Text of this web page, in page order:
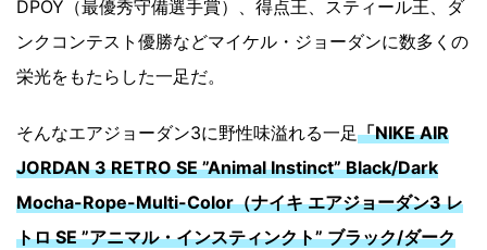
DPOY（最優秀守備選手賞）、得点王、スティール王、ダ
ンクコンテスト優勝などマイケル・ジョーダンに数多くの
栄光をもたらした一足だ。
そんなエアジョーダン3に野性味溢れる一足「NIKE AIR
JORDAN 3 RETRO SE ”Animal Instinct” Black/Dark
Mocha-Rope-Multi-Color（ナイキ エアジョーダン3 レ
トロ SE ”アニマル・インスティンクト” ブラック/ダーク